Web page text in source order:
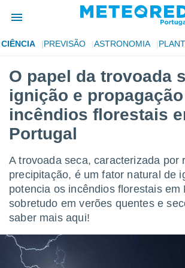
foi
para
as
fornecidas
a este
das
e
forma
digital
CIÊNCIA PREVISÃO ASTRONOMIA
O papel da trovoada
ignição e
incêndios florestais
Portugal
A trovoada seca, caracterizada por
precipitação, é um fator natural de
potencia os incêndios florestais em
sobretudo em verões quentes e
saber mais aqui!